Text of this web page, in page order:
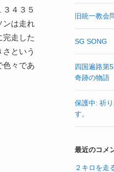
４３５
ンは走れ
完走した
という
色々であ
旧統一教会
SG SONG
四国遍路第
奇跡の物語
保護中: 祈
す。
最近のコメ
２キロを走